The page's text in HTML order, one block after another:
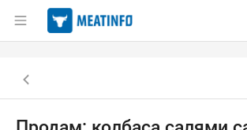
Раздел навигации по
Объявление:
Навигация и управление
Назад к списку объявлений